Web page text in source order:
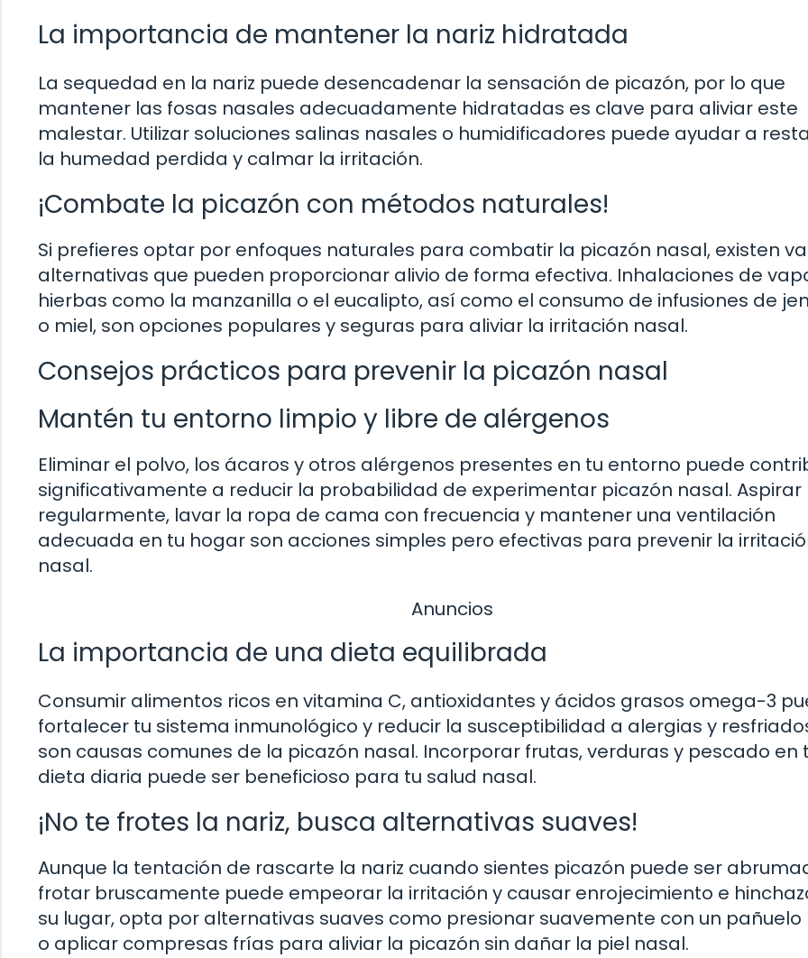
La importancia de mantener la nariz hidratada
La sequedad en la nariz puede desencadenar la sensación de picazón, por lo que
mantener las fosas nasales adecuadamente hidratadas es clave para aliviar este
malestar. Utilizar soluciones salinas nasales o humidificadores puede ayudar a
la humedad perdida y calmar la irritación.
¡Combate la picazón con métodos naturales!
Si prefieres optar por enfoques naturales para combatir la picazón nasal, existen
alternativas que pueden proporcionar alivio de forma efectiva. Inhalaciones de
hierbas como la manzanilla o el eucalipto, así como el consumo de infusiones de
o miel, son opciones populares y seguras para aliviar la irritación nasal.
Consejos prácticos para prevenir la picazón nasal
Mantén tu entorno limpio y libre de alérgenos
Eliminar el polvo, los ácaros y otros alérgenos presentes en tu entorno puede
significativamente a reducir la probabilidad de experimentar picazón nasal. Aspirar
regularmente, lavar la ropa de cama con frecuencia y mantener una ventilación
adecuada en tu hogar son acciones simples pero efectivas para prevenir la
nasal.
Anuncios
La importancia de una dieta equilibrada
Consumir alimentos ricos en vitamina C, antioxidantes y ácidos grasos omega-3
fortalecer tu sistema inmunológico y reducir la susceptibilidad a alergias y
son causas comunes de la picazón nasal. Incorporar frutas, verduras y pescado en
dieta diaria puede ser beneficioso para tu salud nasal.
¡No te frotes la nariz, busca alternativas suaves!
Aunque la tentación de rascarte la nariz cuando sientes picazón puede ser
frotar bruscamente puede empeorar la irritación y causar enrojecimiento e
su lugar, opta por alternativas suaves como presionar suavemente con un pañuelo
o aplicar compresas frías para aliviar la picazón sin dañar la piel nasal.